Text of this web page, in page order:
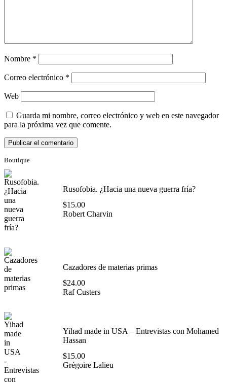
Nombre *
Correo electrónico *
Web
Guarda mi nombre, correo electrónico y web en este navegador
para la próxima vez que comente.
Boutique
Rusofobia. ¿Hacia una nueva guerra fría?
$15.00
Robert Charvin
Cazadores de materias primas
$24.00
Raf Custers
Yihad made in USA – Entrevistas con Mohamed
Hassan
$15.00
Grégoire Lalieu